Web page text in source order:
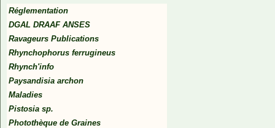
Réglementation
DGAL DRAAF ANSES
Ravageurs Publications
Rhynchophorus ferrugineus
Rhynch'info
Paysandisia archon
Maladies
Pistosia sp.
Photothèque de Graines